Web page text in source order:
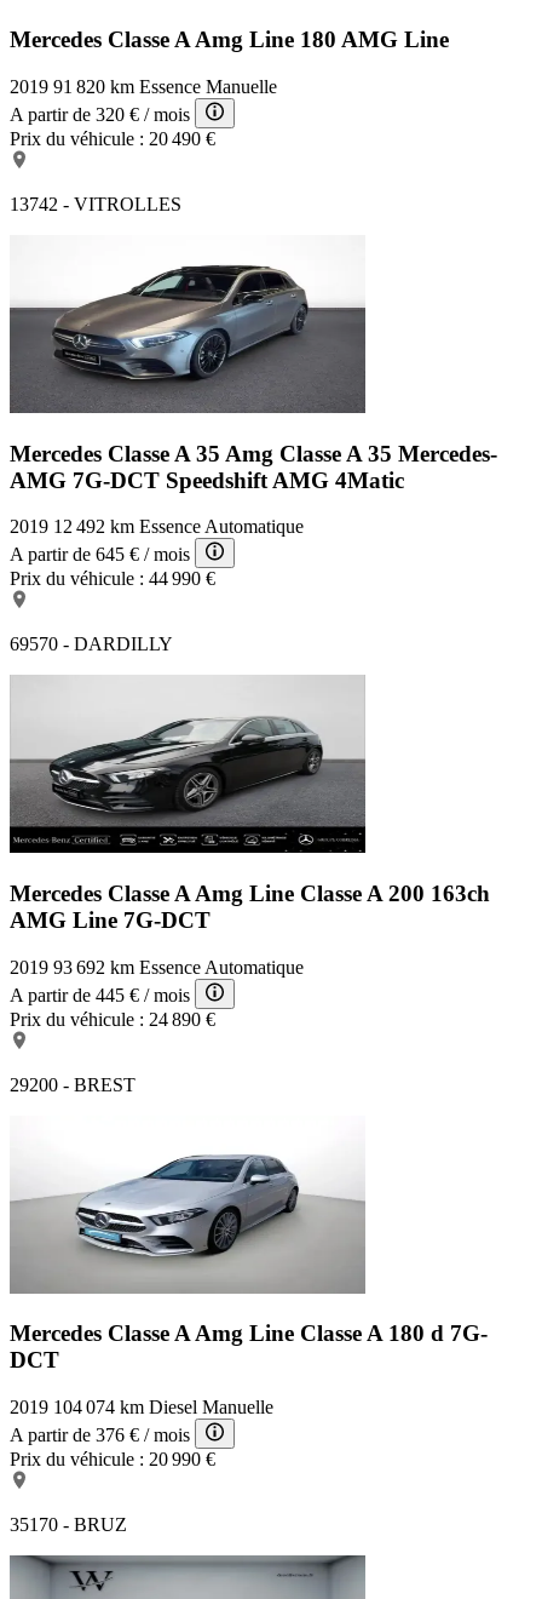
Mercedes Classe A Amg Line 180 AMG Line
2019 91 820 km Essence Manuelle
A partir de 320 € / mois
Prix du véhicule : 20 490 €
13742 - VITROLLES
Mercedes Classe A 35 Amg Classe A 35 Mercedes-
AMG 7G-DCT Speedshift AMG 4Matic
2019 12 492 km Essence Automatique
A partir de 645 € / mois
Prix du véhicule : 44 990 €
69570 - DARDILLY
Mercedes Classe A Amg Line Classe A 200 163ch
AMG Line 7G-DCT
2019 93 692 km Essence Automatique
A partir de 445 € / mois
Prix du véhicule : 24 890 €
29200 - BREST
Mercedes Classe A Amg Line Classe A 180 d 7G-
DCT
2019 104 074 km Diesel Manuelle
A partir de 376 € / mois
Prix du véhicule : 20 990 €
35170 - BRUZ